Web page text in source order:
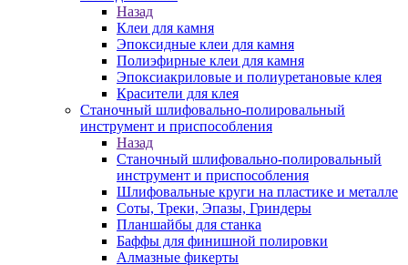
Назад
Клеи для камня
Эпоксидные клеи для камня
Полиэфирные клеи для камня
Эпоксиакриловые и полиуретановые клея
Красители для клея
Станочный шлифовально-полировальный
инструмент и приспособления
Назад
Станочный шлифовально-полировальный
инструмент и приспособления
Шлифовальные круги на пластике и металле
Соты, Треки, Эпазы, Гриндеры
Планшайбы для станка
Баффы для финишной полировки
Алмазные фикерты